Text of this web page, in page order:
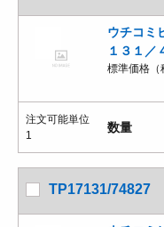
ウチコミ
１３１／
標準価格（
注文可能単位
1
数量
TP17131/74827